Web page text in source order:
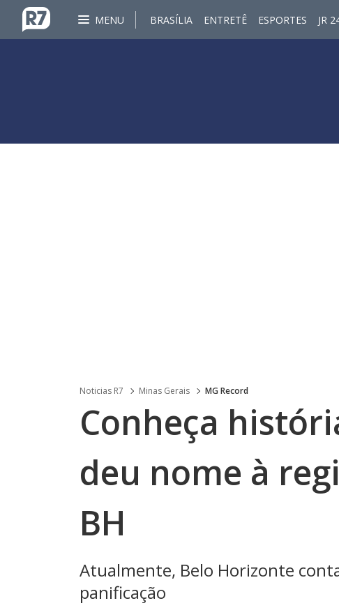
MENU BRASÍLIA ENTRETÊ ESPORTES JR
Noticias R7 Minas Gerais MG Record
Conheça
deu nome à
BH
Atualmente, Belo Horizonte
panificação